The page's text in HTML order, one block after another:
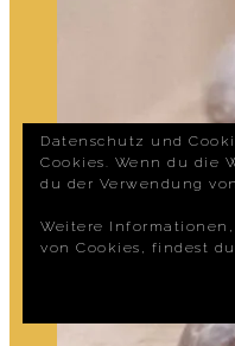
Datenschutz und
Cookies. Wenn du die
du der Verwendung
Weitere
von Cookies, findest